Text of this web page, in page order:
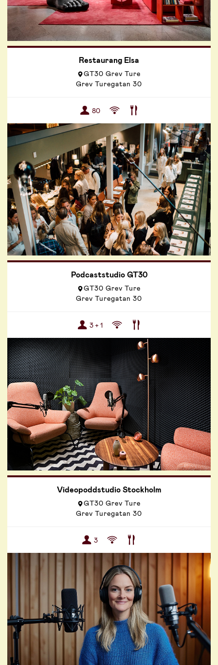
Restaurang Elsa
GT30 Grev Ture
Grev Turegatan 30
80
Podcaststudio GT30
GT30 Grev Ture
Grev Turegatan 30
3 + 1
Videopoddstudio Stockholm
GT30 Grev Ture
Grev Turegatan 30
3